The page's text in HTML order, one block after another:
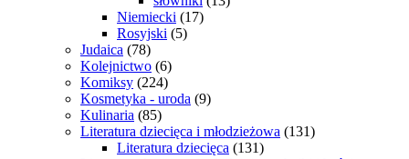
Niemiecki (17)
Rosyjski (5)
Judaica (78)
Kolejnictwo (6)
Komiksy (224)
Kosmetyka - uroda (9)
Kulinaria (85)
Literatura dziecięca i młodzieżowa (131)
Literatura dziecięca (131)